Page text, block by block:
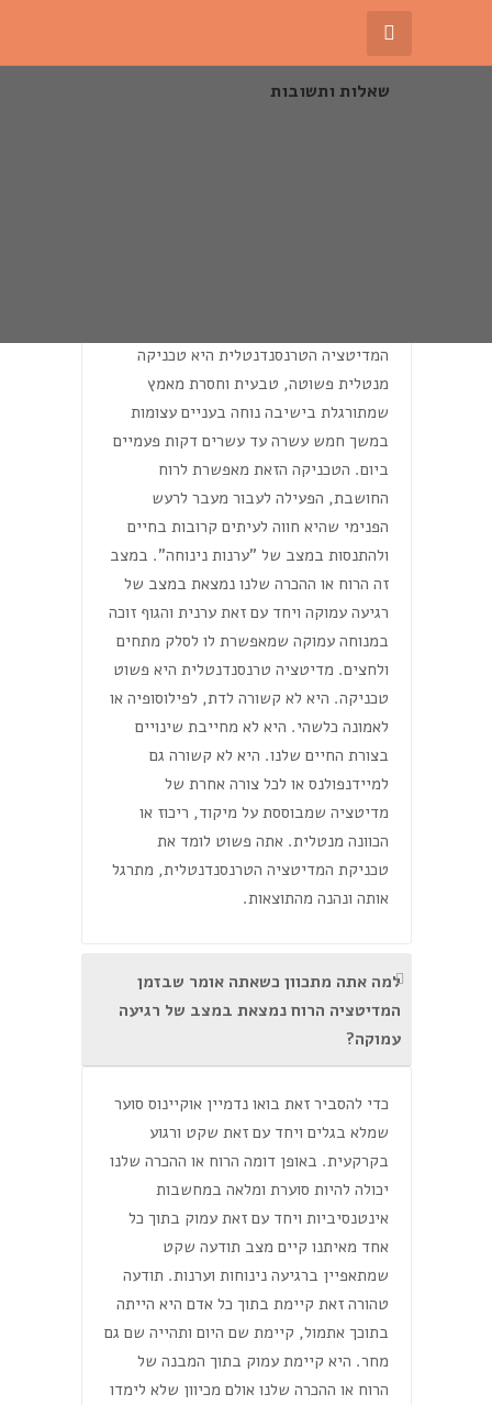
שאלות ותשובות
המדיטציה הטרנסנדנטלית היא טכניקה
מנטלית פשוטה, טבעית וחסרת מאמץ
שמתורגלת בישיבה נוחה בעניים עצומות
במשך חמש עשרה עד עשרים דקות פעמיים
ביום. הטכניקה הזאת מאפשרת לרוח
החושבת, הפעילה לעבור מעבר לרעש
הפנימי שהיא חווה לעיתים קרובות בחיים
ולהתנסות במצב של "ערנות נינוחה". במצב
זה הרוח או ההכרה שלנו נמצאת במצב של
רגיעה עמוקה ויחד עם זאת ערנית והגוף זוכה
במנוחה עמוקה שמאפשרת לו לסלק מתחים
ולחצים. מדיטציה טרנסנדנטלית היא פשוט
טכניקה. היא לא קשורה לדת, לפילוסופיה או
לאמונה כלשהי. היא לא מחייבת שינויים
בצורת החיים שלנו. היא לא קשורה גם
למיידנפולנס או לכל צורה אחרת של
מדיטציה שמבוססת על מיקוד, ריכוז או
הכוונה מנטלית. אתה פשוט לומד את
טכניקת המדיטציה הטרנסנדנטלית, מתרגל
אותה ונהנה מהתוצאות.
למה אתה מתכוון כשאתה אומר שבזמן
המדיטציה הרוח נמצאת במצב של רגיעה
עמוקה?
כדי להסביר זאת בואו נדמיין אוקיינוס סוער
שמלא בגלים ויחד עם זאת שקט ורגוע
בקרקעית. באופן דומה הרוח או ההכרה שלנו
יכולה להיות סוערת ומלאה במחשבות
אינטנסיביות ויחד עם זאת עמוק בתוך כל
אחד מאיתנו קיים מצב תודעה שקט
שמתאפיין ברגיעה נינוחות וערנות. תודעה
טהורה זאת קיימת בתוך כל אדם היא הייתה
בתוכך אתמול, קיימת שם היום ותהייה שם גם
מחר. היא קיימת עמוק בתוך המבנה של
הרוח או ההכרה שלנו אולם מכיוון שלא לימדו